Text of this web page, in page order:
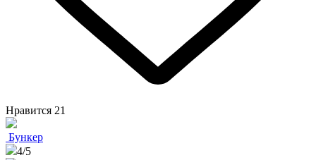
Нравится 21
Бункер
4/5